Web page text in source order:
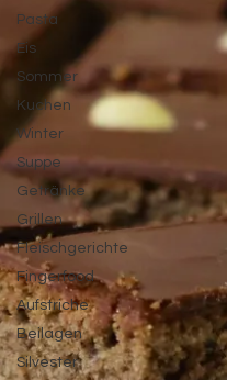
Pasta
Eis
Sommer
Kuchen
Winter
Suppe
Getränke
Grillen
Fleischgerichte
Fingerfood
Aufstriche
Beilagen
Silvester